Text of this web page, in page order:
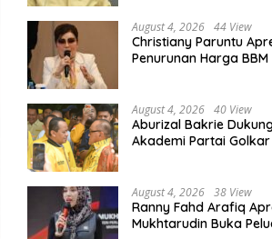
August 4, 2026 44 View
Christiany Paruntu
Penurunan Harga
August 4, 2026 40 View
Aburizal Bakrie
Akademi Partai
August 4, 2026 38 View
Ranny Fahd Arafiq
Mukhtarudin Buka